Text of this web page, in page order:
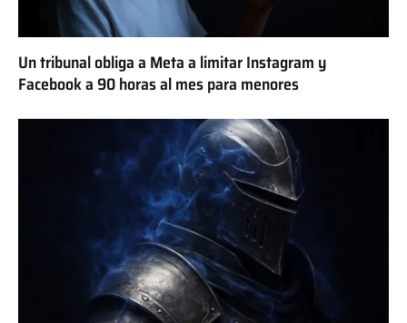
Un tribunal obliga a Meta a limitar Instagram y
Facebook a 90 horas al mes para menores